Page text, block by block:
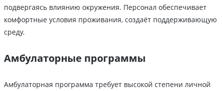
подвергаясь влиянию окружения. Персонал обеспечивает
комфортные условия проживания, создаёт поддерживающую
среду.
Амбулаторные программы
Амбулаторная программа требует высокой степени личной